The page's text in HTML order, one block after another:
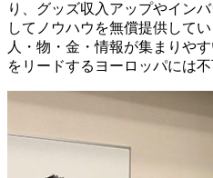
り、グッズ収入アップやイン
してノウハウを無償提供して
人・物・金・情報が集まりや
をリードするヨーロッパには